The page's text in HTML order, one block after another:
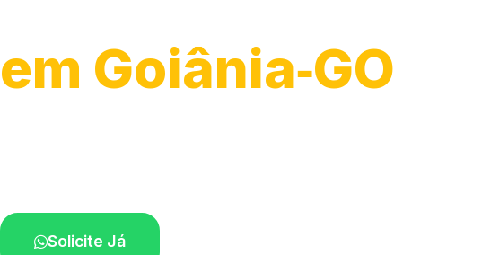
em Goiânia‑GO
Solicite Já